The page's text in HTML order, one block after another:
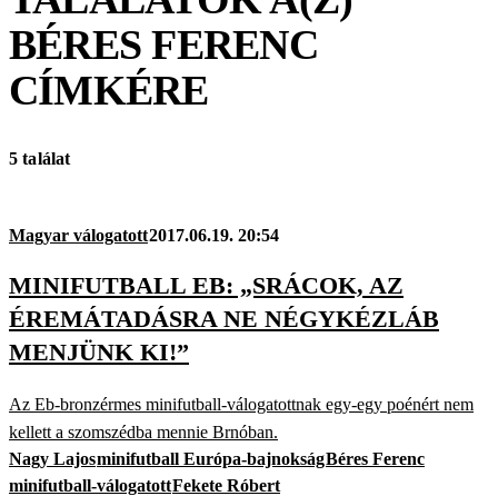
BÉRES FERENC
CÍMKÉRE
5 találat
Magyar válogatott2017.06.19. 20:54
MINIFUTBALL EB: „SRÁCOK, AZ
ÉREMÁTADÁSRA NE NÉGYKÉZLÁB
MENJÜNK KI!”
Az Eb-bronzérmes minifutball-válogatottnak egy-egy poénért nem
kellett a szomszédba mennie Brnóban.
Nagy Lajosminifutball Európa-bajnokságBéres Ferenc
minifutball-válogatottFekete Róbert